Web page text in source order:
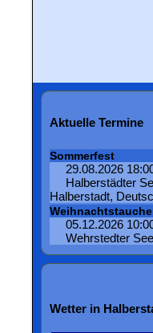
Aktuelle Termine
Sommerfest
29.08.2026
Halberstädter
Halberstadt,
05.12.2026
Wehrstedter See
Wetter in